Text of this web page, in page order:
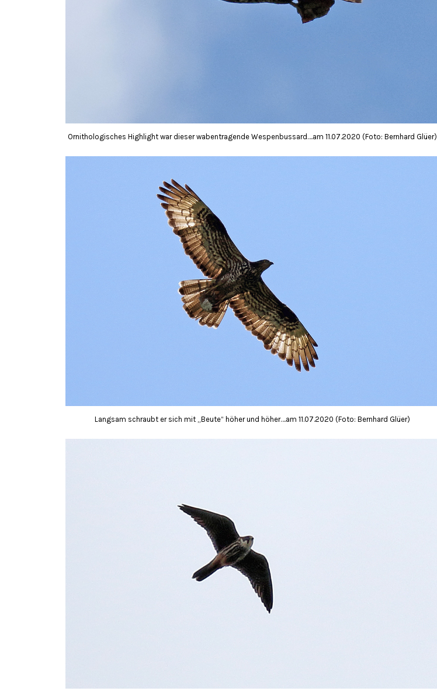
Ornithologisches Highlight war dieser wabentragende Wespenbussard….am 11.07.2020 (Foto: Bernhard Glüer)
Langsam schraubt er sich mit „Beute“ höher und höher….am 11.07.2020 (Foto: Bernhard Glüer)